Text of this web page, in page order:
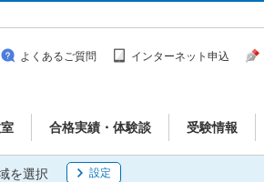
合格実績・体験談 受験情報
よくあるご質問 インターネット申込
を選択 設定